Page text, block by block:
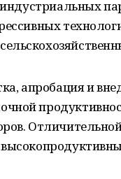
апробация и